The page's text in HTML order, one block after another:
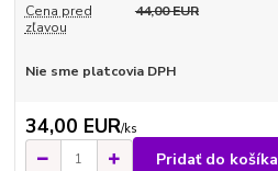
Cena pred
zľavou
44,00 EUR
Nie sme platcovia DPH
34,00 EUR/ks
Pridať do košíka